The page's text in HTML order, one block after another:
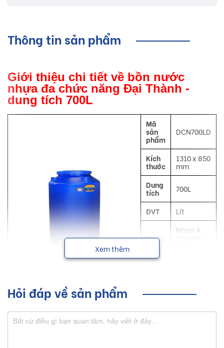
Thông tin sản phẩm
Giới thiệu chi tiết về bồn nước
nhựa đa chức năng Đại Thành -
dung tích 700L
Mã
sản
phẩm
DCN700LD
Kích
thước
1310 x 850
mm
Dung
tích 700L
ĐVT Lít
Mô tả
Nhựa 4
Công
Bồn nước nhựa Đại Thành đã có nhiều cải tiến trong công
Xem thêm
Hỏi đáp về sản phẩm